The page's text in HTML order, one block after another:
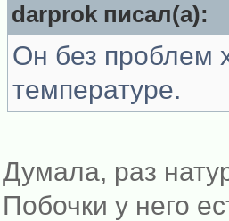
darprok писал(а):
Он без проблем
температуре.
Думала, раз
Побочки у него